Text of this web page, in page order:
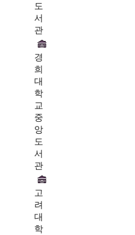
도
서
관
경
희
대
학
교
중
앙
도
서
관
고
려
대
학